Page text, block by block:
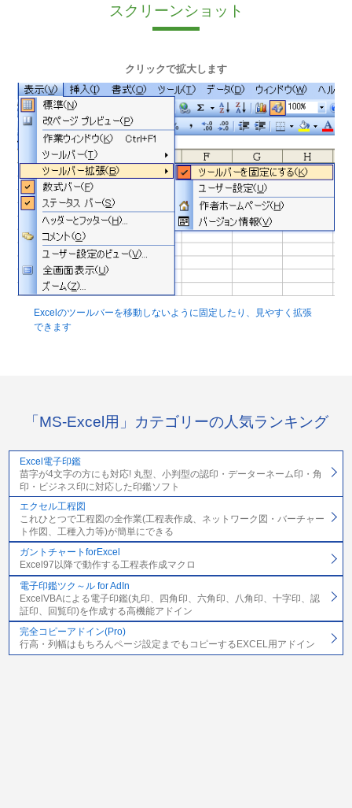
スクリーンショット
クリックで拡大します
Excelのツールバーを移動しないように固定したり、見やすく拡張
できます
「MS-Excel用」カテゴリーの人気ランキング
Excel電子印鑑
苗字が4文字の方にも対応! 丸型、小判型の認印・データーネーム印・角
印・ビジネス印に対応した印鑑ソフト
エクセル工程図
これひとつで工程図の全作業(工程表作成、ネットワーク図・バーチャー
ト作図、工種入力等)が簡単にできる
ガントチャートforExcel
Excel97以降で動作する工程表作成マクロ
電子印鑑ツク～ル for AdIn
ExcelVBAによる電子印鑑(丸印、四角印、六角印、八角印、十字印、認
証印、回覧印)を作成する高機能アドイン
完全コピーアドイン(Pro)
行高・列幅はもちろんページ設定までもコピーするEXCEL用アドイン